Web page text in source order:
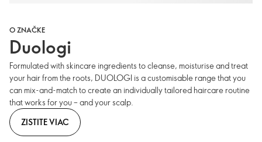
O ZNAČKE
Duologi
Formulated with skincare ingredients to cleanse, moisturise and treat
your hair from the roots, DUOLOGI is a customisable range that you
can mix-and-match to create an individually tailored haircare routine
that works for you – and your scalp.
ZISTITE VIAC